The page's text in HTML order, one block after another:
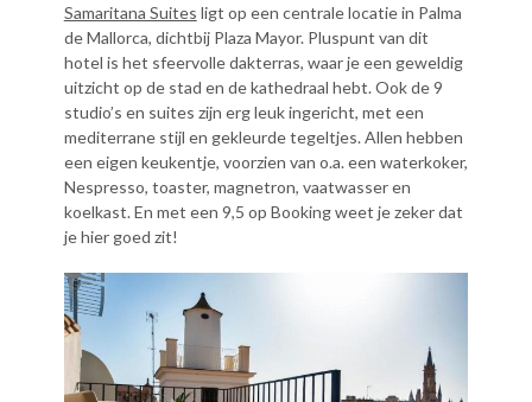
Samaritana Suites ligt op een centrale locatie in Palma
de Mallorca, dichtbij Plaza Mayor. Pluspunt van dit
hotel is het sfeervolle dakterras, waar je een geweldig
uitzicht op de stad en de kathedraal hebt. Ook de 9
studio’s en suites zijn erg leuk ingericht, met een
mediterrane stijl en gekleurde tegeltjes. Allen hebben
een eigen keukentje, voorzien van o.a. een waterkoker,
Nespresso, toaster, magnetron, vaatwasser en
koelkast. En met een 9,5 op Booking weet je zeker dat
je hier goed zit!